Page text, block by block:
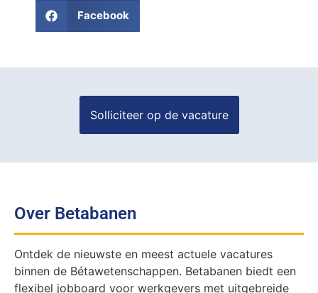
Facebook
Over Betabanen
Ontdek de nieuwste en meest actuele vacatures
binnen de Bétawetenschappen. Betabanen biedt een
flexibel jobboard voor werkgevers met uitgebreide